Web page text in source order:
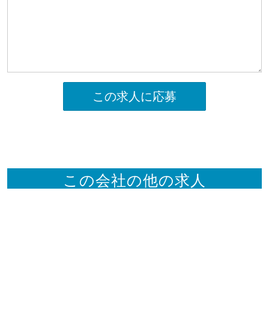
この求人に応募
この会社の他の求人